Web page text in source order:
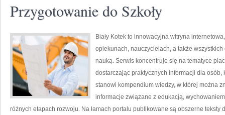
Przygotowanie do Szkoły
Biały Kotek to innowacyjna witryna
opiekunach, nauczycielach, a także
nauką. Serwis koncentruje się na tematyce
dostarczając praktycznych informacji dla
stanowi kompendium wiedzy, w której można
informacje związane z edukacją,
różnych etapach rozwoju. Na łamach portalu publikowane są obszerne teksty